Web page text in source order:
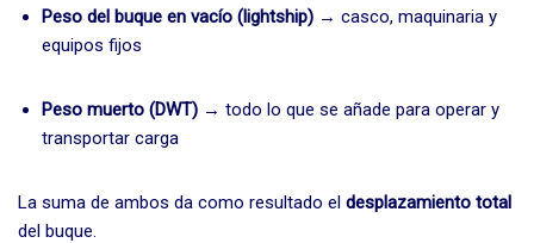
Peso del buque en vacío (lightship) → casco, maquinaria y
equipos fijos
Peso muerto (DWT) → todo lo que se añade para operar y
transportar carga
La suma de ambos da como resultado el desplazamiento total
del buque.